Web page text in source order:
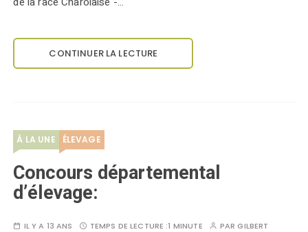
CONTINUER LA LECTURE
À LA UNE ÉLEVAGE
Concours départemental
d’élevage:
IL Y A 13 ANS TEMPS DE LECTURE :1 MINUTE PARGILBERT